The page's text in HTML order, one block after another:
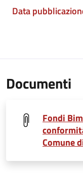
Data
Documenti
Fondi
Comune